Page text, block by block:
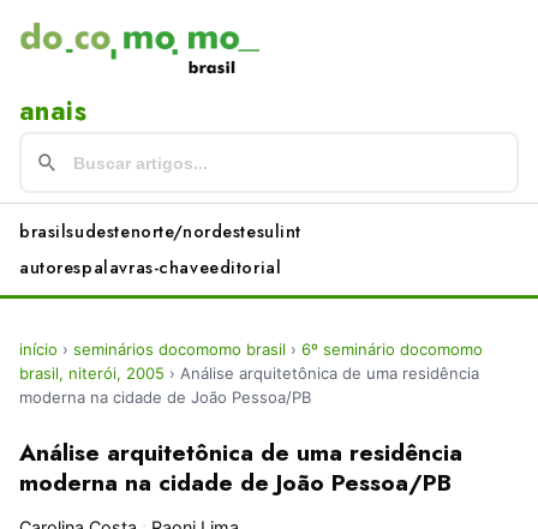
anais
brasilsudestenorte/nordestesulint
autorespalavras-chaveeditorial
início › seminários docomomo brasil › 6º seminário docomomo
brasil, niterói, 2005 › Análise arquitetônica de uma residência
moderna na cidade de João Pessoa/PB
Análise arquitetônica de uma residência
moderna na cidade de João Pessoa/PB